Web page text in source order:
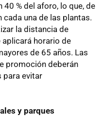
% del aforo, lo que, de
cada una de las plantas.
la distancia de
horario de
de 65 años. Las
promoción deberán
para evitar
y parques